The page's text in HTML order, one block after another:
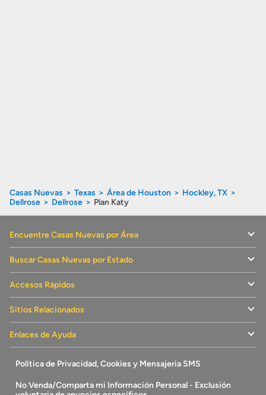
Casas Nuevas Texas Área de Houston
Hockley, TX
Dellrose
Dellrose Plan Katy
Encuentre Casas Nuevas por Área
Buscar Casas Nuevas por Estado
Accesos Rápidos
Sitios Relacionados
Enlaces de Ayuda
Politica de Privacidad, Cookies y Mensajeria SMS
No Venda/Comparta mi Información Personal - Exclusión